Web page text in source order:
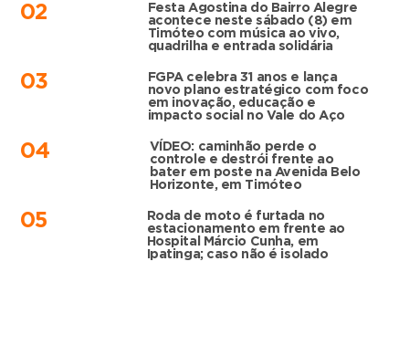
02
Festa Agostina do Bairro Alegre
acontece neste sábado (8) em
Timóteo com música ao vivo,
quadrilha e entrada solidária
03
FGPA celebra 31 anos e lança
novo plano estratégico com foco
em inovação, educação e
impacto social no Vale do Aço
04
VÍDEO: caminhão perde o
controle e destrói frente ao
bater em poste na Avenida Belo
Horizonte, em Timóteo
05
Roda de moto é furtada no
estacionamento em frente ao
Hospital Márcio Cunha, em
Ipatinga; caso não é isolado